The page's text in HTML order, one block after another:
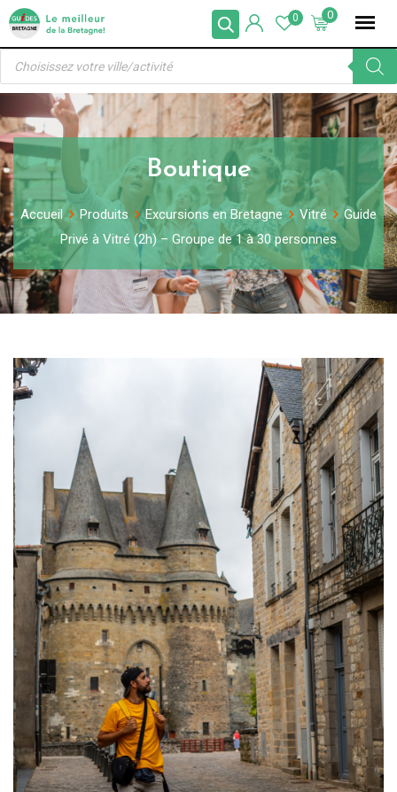
Skip
content
0
0
Recherche
produits
Boutique
Accueil Produits Excursions en Bretagne Vitré
Guide
Privé à Vitré (2h) – Groupe de 1 à 30 personnes